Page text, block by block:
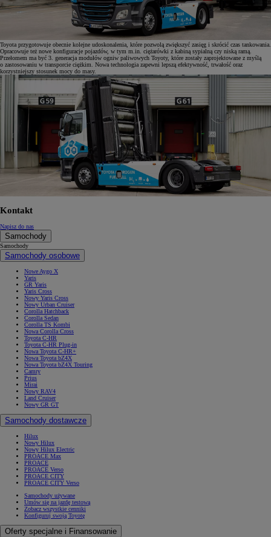
Toyota przygotowuje obecnie kolejne udoskonalenia, które pozwolą zwiększyć zasięg i skrócić czas tankowania.
Opracowuje też nowe konfiguracje pojazdów, w tym m.in. ciężarówki z kabiną sypialną czy niską ramą.
Przełomem ma być 3. generacja modułów ogniw paliwowych Toyoty, które zostały zaprojektowane z myślą
o zastosowaniu w transporcie ciężkim. Nowa technologia zapewni lepszą efektywność, trwałość oraz
korzystniejszy stosunek mocy do masy.
Kontakt
Napisz do nas
Samochody
Samochody
Samochody osobowe
Nowe Aygo X
Yaris
GR Yaris
Yaris Cross
Nowy Yaris Cross
Nowy Urban Cruiser
Corolla Hatchback
Corolla Sedan
Corolla TS Kombi
Nowa Corolla Cross
Toyota C-HR
Toyota C-HR Plug-in
Nowa Toyota C-HR+
Nowa Toyota bZ4X
Nowa Toyota bZ4X Touring
Camry
Prius
Mirai
Nowy RAV4
Land Cruiser
Nowy GR GT
Samochody dostawcze
Hilux
Nowy Hilux
Nowy Hilux Electric
PROACE Max
PROACE
PROACE Verso
PROACE CITY
PROACE CITY Verso
Samochody używane
Umów się na jazdę testową
Zobacz wszystkie cenniki
Konfiguruj swoją Toyotę
Oferty specjalne i Finansowanie